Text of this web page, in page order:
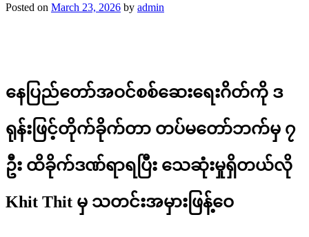
Posted on March 23, 2026 by admin
နေပြည်တော်အဝင်စစ်ဆေးရေးဂိတ်ကို ဒ
ရုန်းဖြင့်တိုက်ခိုက်တာ တပ်မတော်ဘက်မှ ၇
ဦး ထိခိုက်ဒဏ်ရာရပြီး သေဆုံးမှုရှိတယ်လို
Khit Thit မှ သတင်းအမှားဖြန့်ဝေ